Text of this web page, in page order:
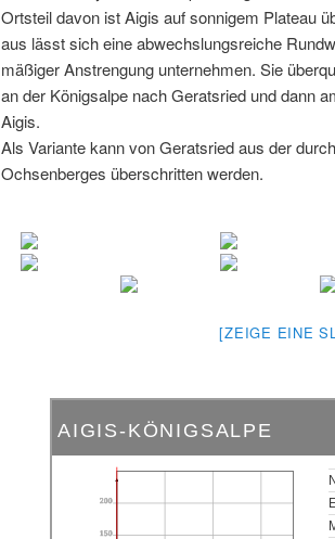
Ortsteil davon ist Aigis auf sonnigem Plateau
aus lässt sich eine abwechslungsreiche
mäßiger Anstrengung unternehmen. Sie
an der Königsalpe nach Geratsried und dann
Aigis.
Als Variante kann von Geratsried aus der
Ochsenberges überschritten werden.
[ZEIGE EINE
AIGIS-KÖNIGSALPE
150
200